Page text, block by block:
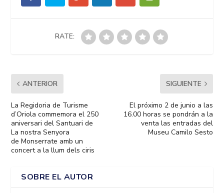
RATE:
ANTERIOR
La Regidoria de Turisme
d’Oriola commemora el 250
aniversari del Santuari de
La nostra Senyora
de Monserrate amb un
concert a la llum dels ciris
SIGUIENTE
El próximo 2 de junio a las
16.00 horas se pondrán a la
venta las entradas del
Museu Camilo Sesto
SOBRE EL AUTOR